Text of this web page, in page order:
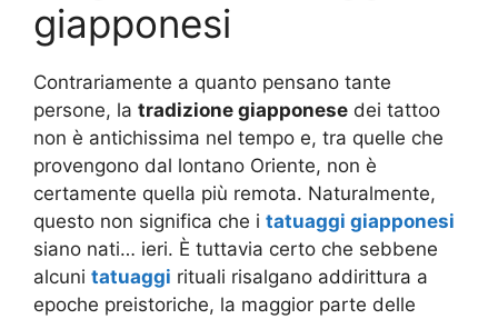
giapponesi
Contrariamente a quanto pensano tante
persone, la tradizione giapponese dei tattoo
non è antichissima nel tempo e, tra quelle che
provengono dal lontano Oriente, non è
certamente quella più remota. Naturalmente,
questo non significa che i tatuaggi giapponesi
siano nati… ieri. È tuttavia certo che sebbene
alcuni tatuaggi rituali risalgano addirittura a
epoche preistoriche, la maggior parte delle